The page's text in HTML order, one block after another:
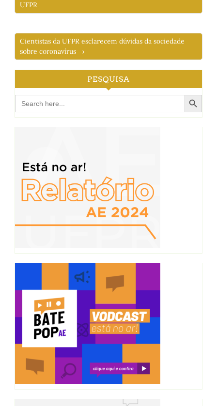
UFPR
Cientistas da UFPR esclarecem dúvidas da sociedade
sobre coronavírus →
PESQUISA
Search
for:
Search Button